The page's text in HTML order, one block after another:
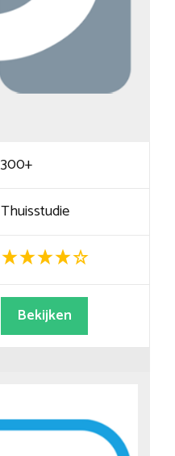
300+
Thuisstudie
Bekijken